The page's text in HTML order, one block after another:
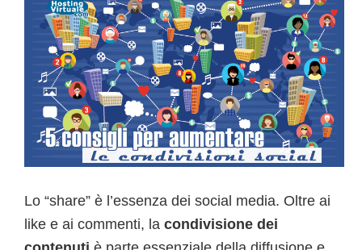
Lo “share” è l’essenza dei social media. Oltre ai
like e ai commenti, la condivisione dei